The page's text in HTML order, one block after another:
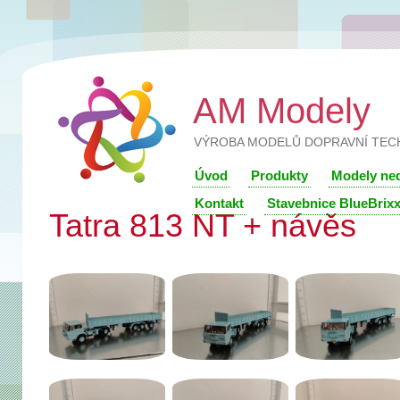
AM Modely
VÝROBA MODELŮ DOPRAVNÍ
Úvod Produkty
Modely
Kontakt
Stavebnice BlueBrixx
Tatra 813 NT + návěs